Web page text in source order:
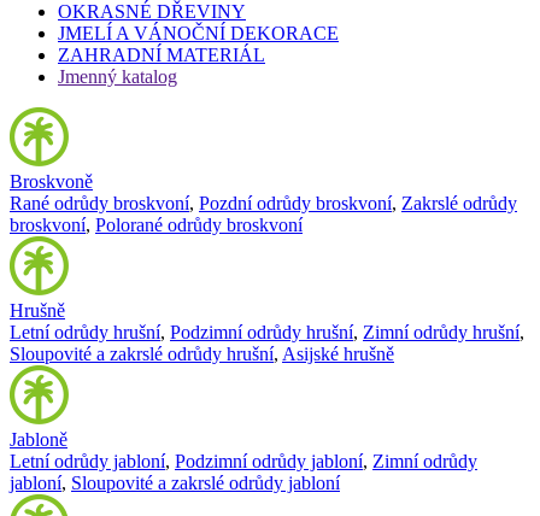
OKRASNÉ DŘEVINY
JMELÍ A VÁNOČNÍ DEKORACE
ZAHRADNÍ MATERIÁL
Jmenný katalog
Broskvoně
Rané odrůdy broskvoní, Pozdní odrůdy broskvoní, Zakrslé odrůdy
broskvoní, Polorané odrůdy broskvoní
Hrušně
Letní odrůdy hrušní, Podzimní odrůdy hrušní, Zimní odrůdy hrušní,
Sloupovité a zakrslé odrůdy hrušní, Asijské hrušně
Jabloně
Letní odrůdy jabloní, Podzimní odrůdy jabloní, Zimní odrůdy
jabloní, Sloupovité a zakrslé odrůdy jabloní